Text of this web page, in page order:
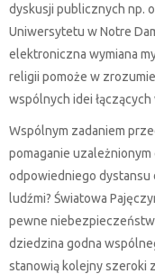
dyskusji publicznych np.
Uniwersytetu w Notre
elektroniczna wymiana
religii pomoże w
wspólnych idei
Wspólnym zadaniem
pomaganie
odpowiedniego dystansu
ludźmi? Światowa
pewne
dziedzina godna
stanowią kolejny szeroki